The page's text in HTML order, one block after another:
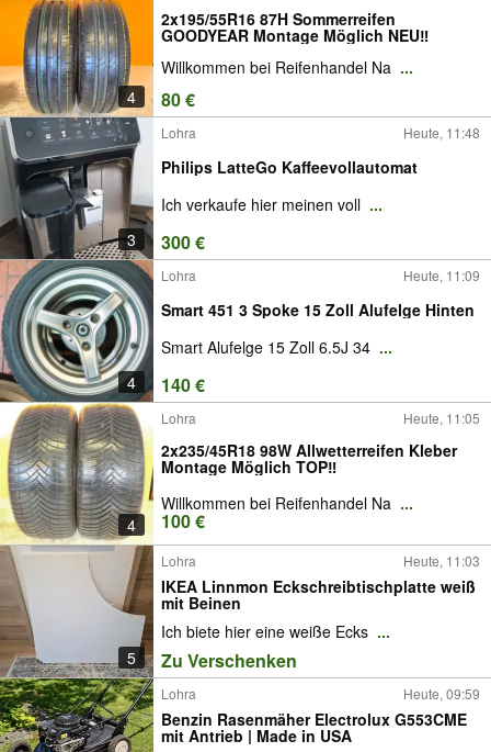
4
2x195/55R16 87H Sommerreifen
GOODYEAR Montage Möglich NEU‼️
Willkommen bei Reifenhandel Na ...
80 €
3
Lohra Heute, 11:48
Philips LatteGo Kaffeevollautomat
Ich verkaufe hier meinen voll ...
300 €
4
Lohra Heute, 11:09
Smart 451 3 Spoke 15 Zoll Alufelge Hinten
Smart Alufelge 15 Zoll 6.5J 34 ...
140 €
4
Lohra Heute, 11:05
2x235/45R18 98W Allwetterreifen Kleber
Montage Möglich TOP‼️
Willkommen bei Reifenhandel Na ...
100 €
5
Lohra Heute, 11:03
IKEA Linnmon Eckschreibtischplatte weiß
mit Beinen
Ich biete hier eine weiße Ecks ...
Zu Verschenken
Lohra Heute, 09:59
Benzin Rasenmäher Electrolux G553CME
mit Antrieb | Made in USA